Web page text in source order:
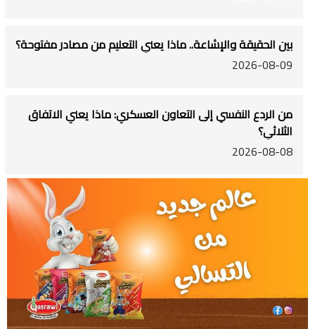
بين الحقيقة والإشاعة.. ماذا يعني التعليم من مصادر مفتوحة؟
2026-08-09
من الردع النفسي إلى التعاون العسكري: ماذا يعني الاتفاق
الثلاثي؟
2026-08-08